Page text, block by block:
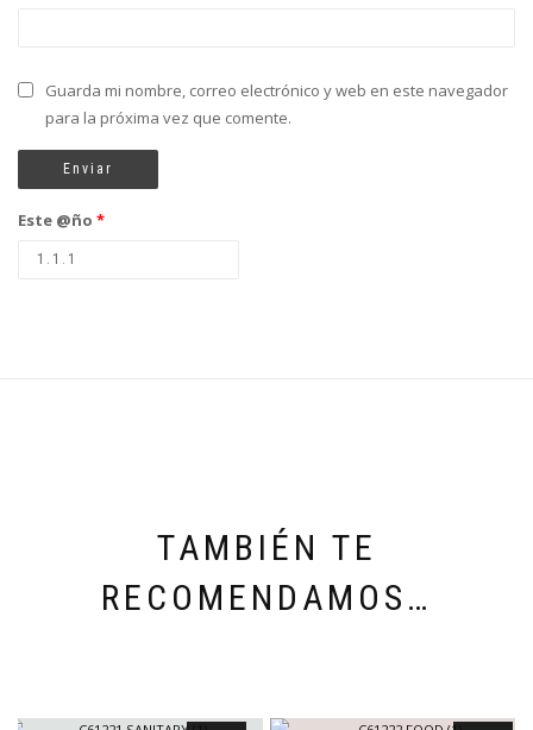
Guarda mi nombre, correo electrónico y web en este navegador
para la próxima vez que comente.
Este @ño *
TAMBIÉN TE
RECOMENDAMOS…